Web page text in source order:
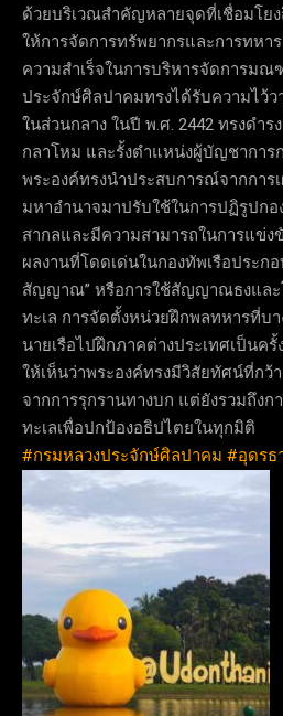
ด้วยบริเวณสำคัญหลายจุดที่เชื่อมโยง
ให้การจัดการทรัพยากรและการทหา
ความสำเร็จในการบริหารจัดการม
ประจักษ์ศิลปาคมทรงได้รับความไว้
ในส่วนกลาง ในปี พ.ศ. 2442 ทรงดำ
กลาโหม และรั้งตำแหน่งผู้บัญชาการ
พระองค์ทรงนำประสบการณ์จากกา
มหาอำนาจมาปรับใช้ในการปฏิรูปก
สากลและมีความสามารถในการแข่
ผลงานที่โดดเด่นในกองทัพเรือประก
สัญญาณ” หรือการใช้สัญญาณธงและ
ทะเล การจัดตั้งหน่วยฝึกพลทหารที่บ
นายเรือไปฝึกภาคต่างประเทศเป็นค
ให้เห็นว่าพระองค์ทรงมีวิสัยทัศน์ที่กว้
จากการรุกรานทางบก แต่ยังรวมถึงก
ทะเลเพื่อปกป้องอธิปไตยในทุกมิติ
#กรมหลวงประจักษ์ศิลปาคม #อุดรธ